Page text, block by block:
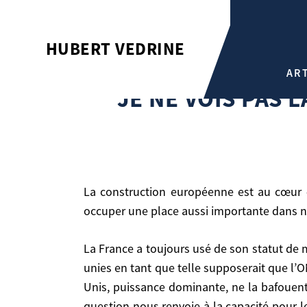
HUBERT VEDRINE
JE NE VOIS PAS
La construction européenne est au cœur de notre politique extérieure. Ne pensez-vous pas que le développement des Nations unies devrait
occuper une place aussi importante dans
La France a toujours usé de son statut de membre permanent du Conseil de sécurité comme d’un atout. Mais développer aujourd’hui les Nations
unies en tant que telle supposerait que
Unis, puissance dominante, ne la
JE NE VOIS PAS LA
Je ne vois pas la conception multilatéraliste
place aussi importante dans notre action